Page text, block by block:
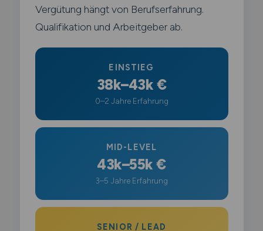
Vergütung hängt von Berufserfahrung.
Qualifikation und Arbeitgeber ab.
EINSTIEG
38k–43k €
0–2 Jahre Erfahrung
MID-LEVEL
43k–55k €
3–5 Jahre Erfahrung
SENIOR / LEAD